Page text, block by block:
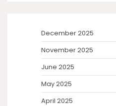
December 2025
November 2025
June 2025
May 2025
April 2025